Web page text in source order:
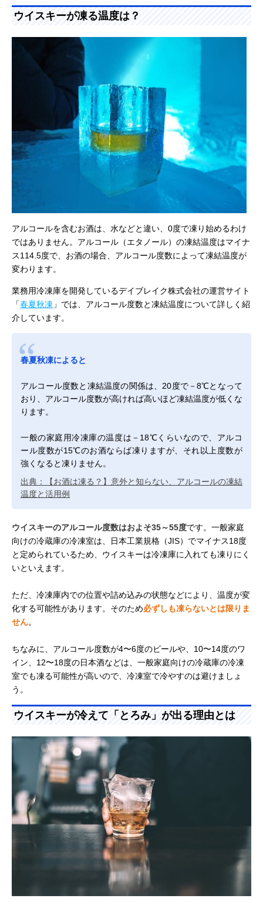
ウイスキーが凍る温度は？
アルコールを含むお酒は、水などと違い、0度で凍り始めるわけ
ではありません。アルコール（エタノール）の凍結温度はマイナ
ス114.5度で、お酒の場合、アルコール度数によって凍結温度が
変わります。
業務用冷凍庫を開発しているデイブレイク株式会社の運営サイト
「春夏秋凍 」では、アルコール度数と凍結温度について詳しく紹
介しています。
春夏秋凍によると
アルコール度数と凍結温度の関係は、20度で－8℃となって
おり、アルコール度数が高ければ高いほど凍結温度が低くな
ります。
一般の家庭用冷凍庫の温度は－18℃くらいなので、アルコ
ール度数が15℃のお酒ならば凍りますが、それ以上度数が
強くなると凍りません。
出典：【お酒は凍る？】意外と知らない、アルコールの凍結
温度と活用例
ウイスキーのアルコール度数はおよそ35～55度です。一般家庭
向けの冷蔵庫の冷凍室は、日本工業規格（JIS）でマイナス18度
と定められているため、ウイスキーは冷凍庫に入れても凍りにく
いといえます。
ただ、冷凍庫内での位置や詰め込みの状態などにより、温度が変
化する可能性があります。そのため必ずしも凍らないとは限りま
せん。
ちなみに、アルコール度数が4〜6度のビールや、10〜14度のワ
イン、12〜18度の日本酒などは、一般家庭向けの冷蔵庫の冷凍
室でも凍る可能性が高いので、冷凍室で冷やすのは避けましょ
う。
ウイスキーが冷えて「とろみ」が出る理由とは